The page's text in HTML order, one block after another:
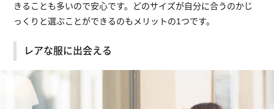
きることも多いので安心です。どのサイズが自分に合うのかじ
っくりと選ぶことができるのもメリットの1つです。
レアな服に出会える